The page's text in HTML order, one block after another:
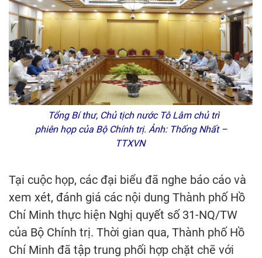
Tổng Bí thư, Chủ tịch nước Tô Lâm chủ trì
phiên họp của Bộ Chính trị. Ảnh: Thống Nhất –
TTXVN
Tại cuộc họp, các đại biểu đã nghe báo cáo và
xem xét, đánh giá các nội dung Thành phố Hồ
Chí Minh thực hiện Nghị quyết số 31-NQ/TW
của Bộ Chính trị. Thời gian qua, Thành phố Hồ
Chí Minh đã tập trung phối hợp chặt chẽ với